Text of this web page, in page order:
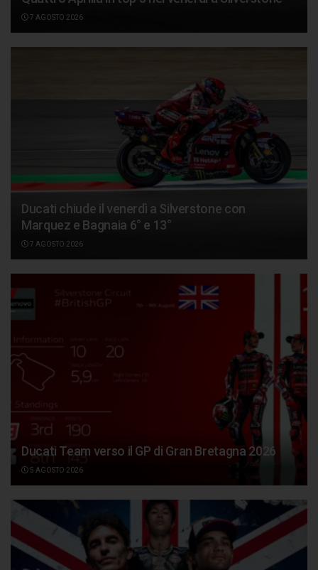
7 AGOSTO 2026
Ducati chiude il venerdì a Silverstone con
Marquez e Bagnaia 6° e 13°
7 AGOSTO 2026
Ducati Team verso il GP di Gran Bretagna 2026
5 AGOSTO 2026